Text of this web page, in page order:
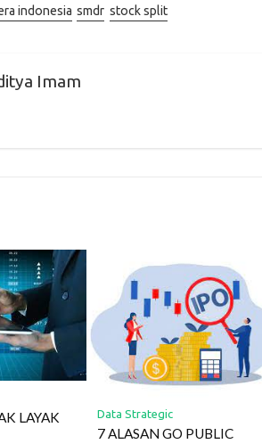
indonesia smdr stock split
Imam
LAYAK
Data Strategic
7 ALASAN GO PUBLIC